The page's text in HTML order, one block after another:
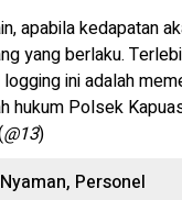
apabila kedapatan
yang berlaku.
ini adalah
hukum Polsek
@13)
Personel